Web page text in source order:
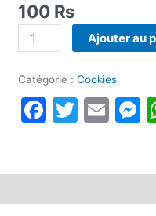
100 ₨
quantité
de
Cookies
(10
pieces)
Ajouter au
Catégorie : Cookies